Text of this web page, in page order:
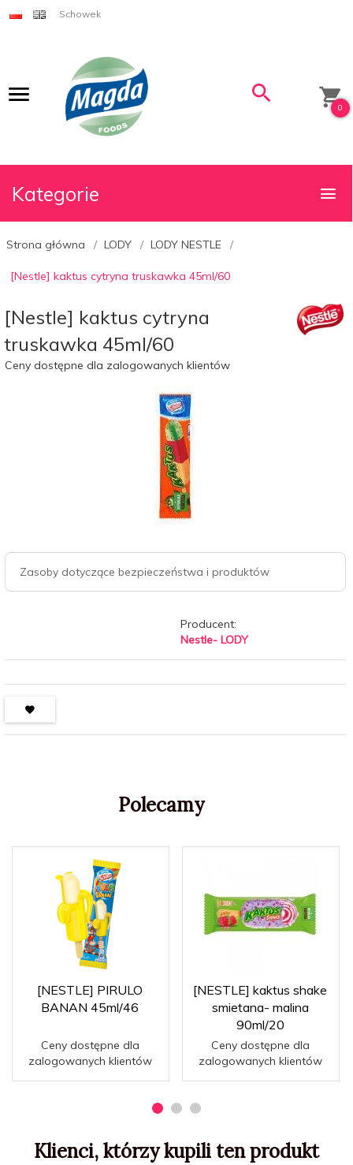
Schowek
0
Kategorie
Strona główna LODY LODY NESTLE
[Nestle] kaktus cytryna truskawka 45ml/60
[Nestle] kaktus cytryna
truskawka 45ml/60
Ceny dostępne dla zalogowanych klientów
Zasoby dotyczące bezpieczeństwa i produktów
Producent:
Nestle- LODY
Polecamy
[NESTLE] PIRULO
BANAN 45ml/46
Ceny dostępne dla
zalogowanych klientów
[NESTLE] kaktus shake
smietana- malina
90ml/20
Ceny dostępne dla
zalogowanych klientów
Klienci, którzy kupili ten produkt